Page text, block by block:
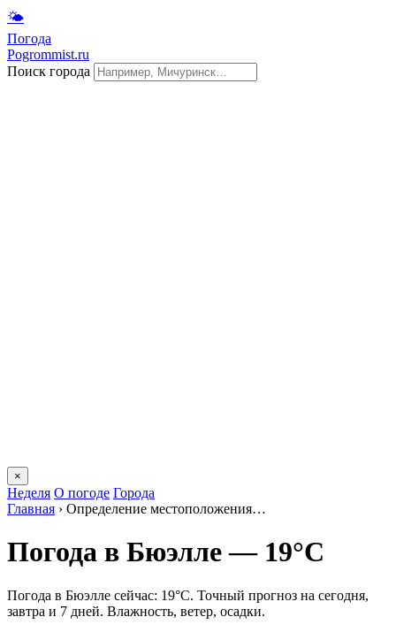
🌤
Погода
Pogrommist.ru
Поиск города
×
Неделя О погоде Города
Главная › Определение местоположения…
Погода в Бюэлле — 19°C
Погода в Бюэлле сейчас: 19°C. Точный прогноз на сегодня,
завтра и 7 дней. Влажность, ветер, осадки.